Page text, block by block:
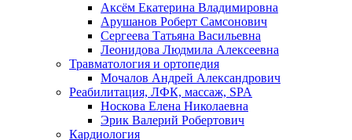
Аксём Екатерина Владимировна
Арушанов Роберт Самсонович
Сергеева Татьяна Васильевна
Леонидова Людмила Алексеевна
Травматология и ортопедия
Мочалов Андрей Александрович
Реабилитация, ЛФК, массаж, SPA
Носкова Елена Николаевна
Эрик Валерий Робертович
Кардиология